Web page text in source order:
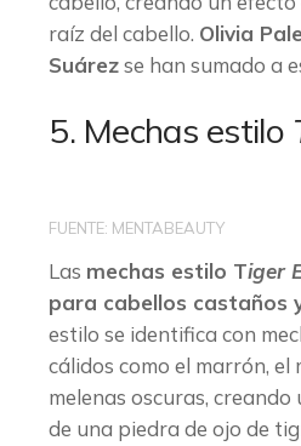
raíz del cabello. Olivia
Suárezse han sumado a
5. Mechas estilo
FUENTE: MENTABEAUTY
Las mechas estilo Tiger
para cabellos castaños
estilo se identifica con
cálidos como el marrón, el
melenas oscuras,
de una piedra de ojo de